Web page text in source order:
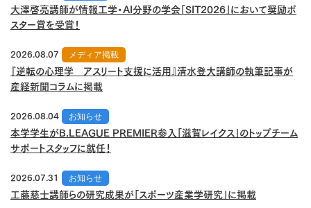
大澤啓亮講師が情報工学・AI分野の学会「SIT2026」において奨励ポ
スター賞を受賞！
2026.08.07
メディア掲載
『逆転の心理学 アスリート支援に活用』清水登大講師の執筆記事が
産経新聞コラムに掲載
2026.08.04
お知らせ
本学学生がB.LEAGUE PREMIER参入「滋賀レイクス」のトップチーム
サポートスタッフに就任！
2026.07.31
お知らせ
工藤慈士講師らの研究成果が「スポーツ産業学研究」に掲載